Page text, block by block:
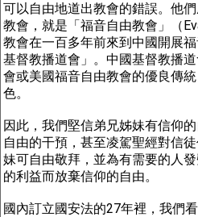
可以自由地道出教會的錯誤。他
教會，就是「福音自由教會」（
教會在一百多年前來到中國開展
基督教播道會」。中國基督教播
會或美國福音自由教會的優良傳
色。
因此，我們堅信弟兄姊妹有信仰
自由的干預，甚至凌駕聖經對信
妹可自由敬拜，並為有需要的人
的利益而放棄信仰的自由。
國內訂立國安法的27年裡，我們